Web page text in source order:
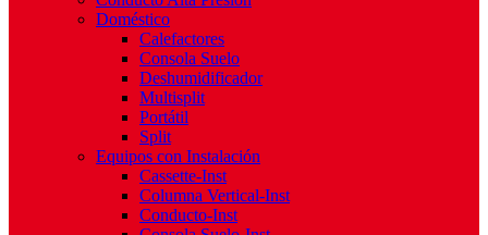
Doméstico
Calefactores
Consola Suelo
Deshumidificador
Multisplit
Portátil
Split
Equipos con Instalación
Cassette-Inst
Columna Vertical-Inst
Conducto-Inst